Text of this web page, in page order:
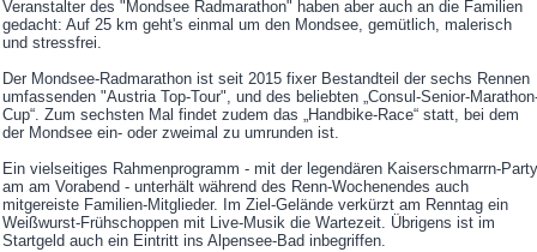
Veranstalter des "Mondsee Radmarathon" haben aber auch an die Familien
gedacht: Auf 25 km geht's einmal um den Mondsee, gemütlich, malerisch
und stressfrei.
Der Mondsee-Radmarathon ist seit 2015 fixer Bestandteil der sechs Rennen
umfassenden "Austria Top-Tour", und des beliebten „Consul-Senior-
Cup“. Zum sechsten Mal findet zudem das „Handbike-Race“ statt, bei dem
der Mondsee ein- oder zweimal zu umrunden ist.
Ein vielseitiges Rahmenprogramm - mit der legendären Kaiserschmarrn-Party
am am Vorabend - unterhält während des Renn-Wochenendes auch
mitgereiste Familien-Mitglieder. Im Ziel-Gelände verkürzt am Renntag ein
Weißwurst-Frühschoppen mit Live-Musik die Wartezeit. Übrigens ist im
Startgeld auch ein Eintritt ins Alpensee-Bad inbegriffen.